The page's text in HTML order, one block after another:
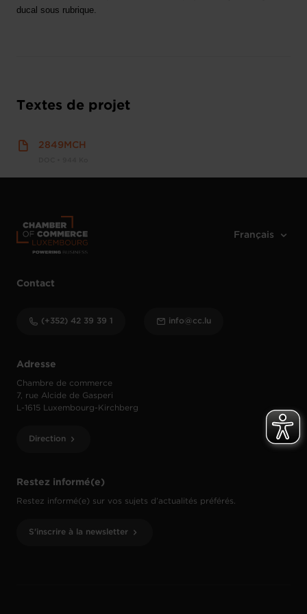
ducal sous rubrique.
Textes de projet
2849MCH
Restez informé(e)
Restez informé(e) sur vos sujets d’actualités préférés.
S'inscrire à la newsletter
Adresse
Chambre de commerce
7, rue Alcide de Gasperi
L-1615 Luxembourg-Kirchberg
Direction
Contact
(+352) 42 39 39 1 info@cc.lu